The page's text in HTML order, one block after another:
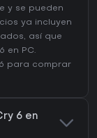
y se pueden
ya incluyen
así que
en PC.
para comprar
6 en